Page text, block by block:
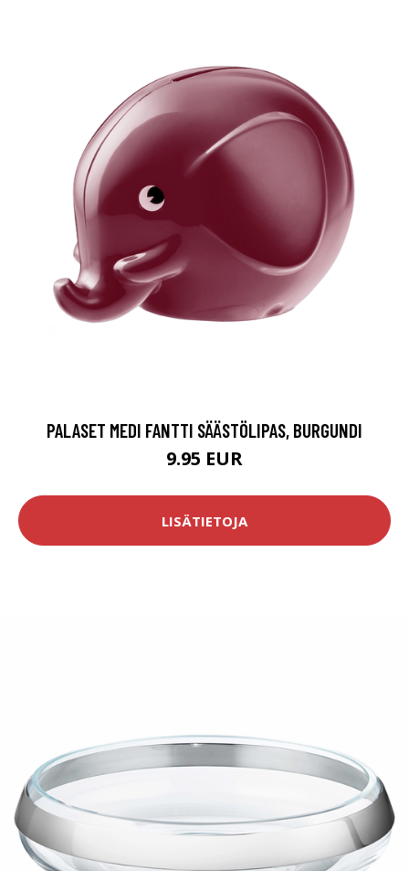
PALASET MEDI FANTTI SÄÄSTÖLIPAS, BURGUNDI
9.95 EUR
LISÄTIETOJA